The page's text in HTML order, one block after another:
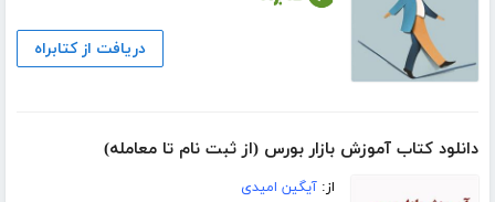
دریافت از کتابراه
دانلود کتاب آموزش بازار بورس (از ثبت نام تا معامله)
از:آیگین امیدی